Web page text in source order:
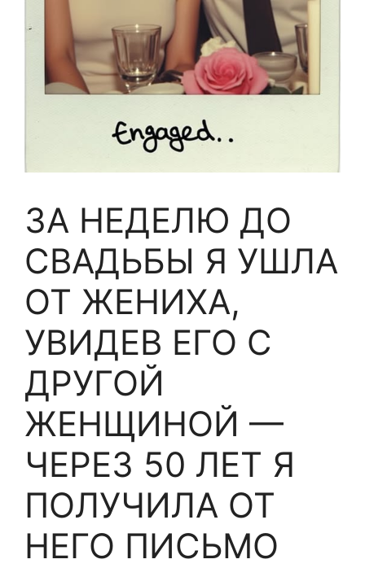
ЗА НЕДЕЛЮ ДО
СВАДЬБЫ Я УШЛА
ОТ ЖЕНИХА,
УВИДЕВ ЕГО С
ДРУГОЙ
ЖЕНЩИНОЙ —
ЧЕРЕЗ 50 ЛЕТ Я
ПОЛУЧИЛА ОТ
НЕГО ПИСЬМО